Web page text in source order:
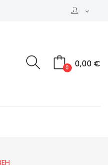
expand_more
0,00 €
0